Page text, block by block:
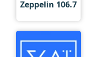
Zeppelin 106.7